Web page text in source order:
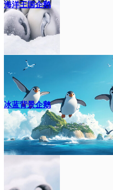
海洋王国企鹅
冰蓝背景企鹅